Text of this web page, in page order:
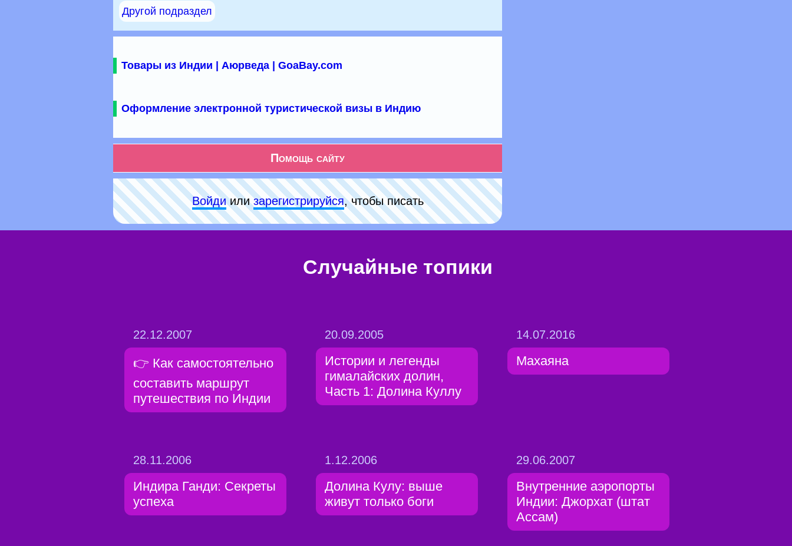
Другой подраздел
Товары из Индии | Аюрведа | GoaBay.com
Оформление электронной туристической визы в Индию
Помощь сайту
Войдиилизарeгиcтpируйся, чтобы писать
Случайные топики
22.12.2007
👉 Как самостоятельно
составить маршрут
путешествия по Индии
20.09.2005
Истории и легенды
гималайских долин,
Часть 1: Долина Куллу
14.07.2016
Махаяна
28.11.2006
Индира Ганди: Секреты
успеха
1.12.2006
Долина Кулу: выше
живут только боги
29.06.2007
Внутренние аэропорты
Индии: Джорхат (штат
Ассам)